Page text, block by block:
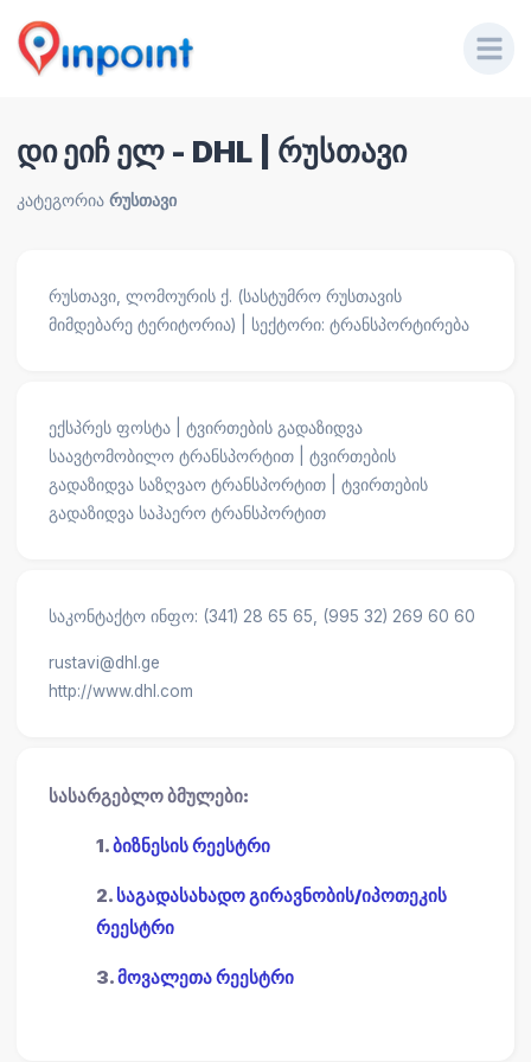
დი ეიჩ ელ - DHL | რუსთავი
კატეგორია რუსთავი
რუსთავი, ლომოურის ქ. (სასტუმრო რუსთავის
მიმდებარე ტერიტორია) | სექტორი: ტრანსპორტირება
ექსპრეს ფოსტა | ტვირთების გადაზიდვა
საავტომობილო ტრანსპორტით | ტვირთების
გადაზიდვა საზღვაო ტრანსპორტით | ტვირთების
გადაზიდვა საჰაერო ტრანსპორტით
საკონტაქტო ინფო: (341) 28 65 65, (995 32) 269 60 60
rustavi@dhl.ge
http://www.dhl.com
სასარგებლო ბმულები:
1.ბიზნესის რეესტრი
2. საგადასახადო გირავნობის/იპოთეკის
რეესტრი
3.მოვალეთა რეესტრი